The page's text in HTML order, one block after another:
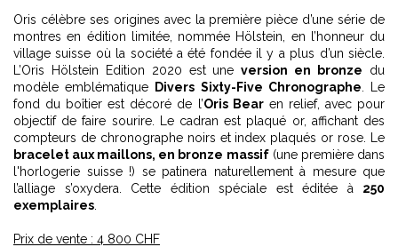
Oris célèbre ses origines avec la première pièce d’une série de
montres en édition limitée, nommée Hölstein, en l’honneur du
village suisse où la société a été fondée il y a plus d’un siècle.
L’Oris Hölstein Edition 2020 est uneversion en bronze du
modèle emblématique
Divers Sixty-Five Chronographe . Le
fond du boîtier est décoré de l’Oris Bearen relief, avec pour
objectif de faire sourire. Le cadran est plaqué or, affichant des
compteurs de chronographe noirs et index plaqués or rose. Le
bracelet aux maillons, en bronze massif(une première dans
l'horlogerie suisse !) se patinera naturellement à mesure que
l’alliage s’oxydera. Cette édition spéciale est éditée à 250
exemplaires
Prix de vente : 4 800 CHF